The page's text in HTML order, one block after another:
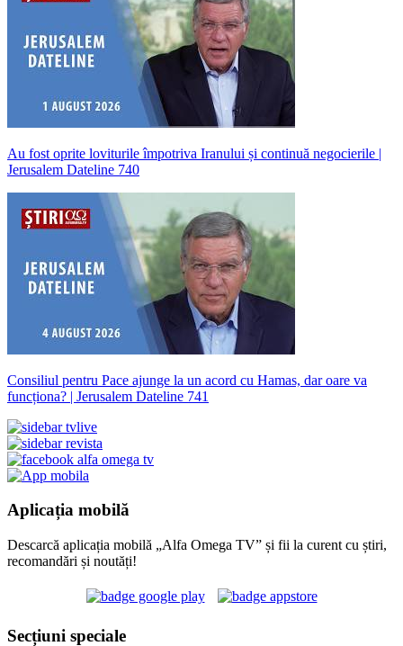
Au fost oprite loviturile împotriva Iranului și continuă negocierile |
Jerusalem Dateline 740
Consiliul pentru Pace ajunge la un acord cu Hamas, dar oare va
funcționa? | Jerusalem Dateline 741
Aplicația mobilă
Descarcă aplicația mobilă „Alfa Omega TV” și fii la curent cu știri,
recomandări și noutăți!
Secțiuni speciale